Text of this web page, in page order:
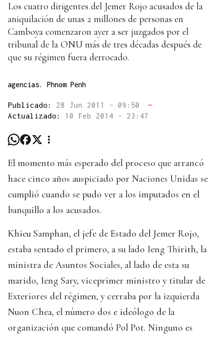
Los cuatro dirigentes del Jemer Rojo acusados de la
aniquilación de unas 2 millones de personas en
Camboya comenzaron ayer a ser juzgados por el
tribunal de la ONU más de tres décadas después de
que su régimen fuera derrocado.
agencias. Phnom Penh
Publicado: 28 Jun 2011 - 09:50
—
Actualizado: 10 Feb 2014 - 23:47
El momento más esperado del proceso que arrancó
hace cinco años auspiciado por Naciones Unidas se
cumplió cuando se pudo ver a los imputados en el
banquillo a los acusados.
Khieu Samphan, el jefe de Estado del Jemer Rojo,
estaba sentado el primero, a su lado Ieng Thirith, la
ministra de Asuntos Sociales, al lado de esta su
marido, Ieng Sary, viceprimer ministro y titular de
Exteriores del régimen, y cerraba por la izquierda
Nuon Chea, el número dos e ideólogo de la
organización que comandó Pol Pot. Ninguno es